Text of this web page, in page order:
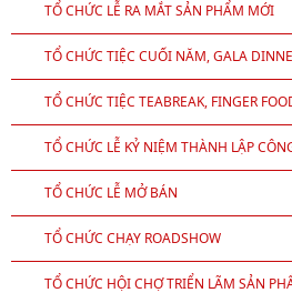
TỔ CHỨC LỄ RA MẮT SẢN PHẨM MỚI
TỔ CHỨC TIỆC CUỐI NĂM, GALA
TỔ CHỨC TIỆC TEABREAK, FINGER
TỔ CHỨC LỄ KỶ NIỆM THÀNH LẬP
TỔ CHỨC LỄ MỞ BÁN
TỔ CHỨC CHẠY ROADSHOW
TỔ CHỨC HỘI CHỢ TRIỂN LÃM SẢN